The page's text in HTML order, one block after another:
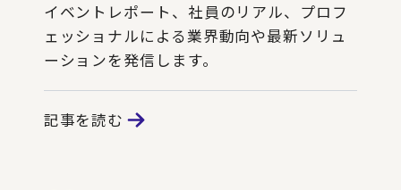
イベントレポート、社員のリアル、プロフ
ェッショナルによる業界動向や最新ソリュ
ーションを発信します。
記事を読む